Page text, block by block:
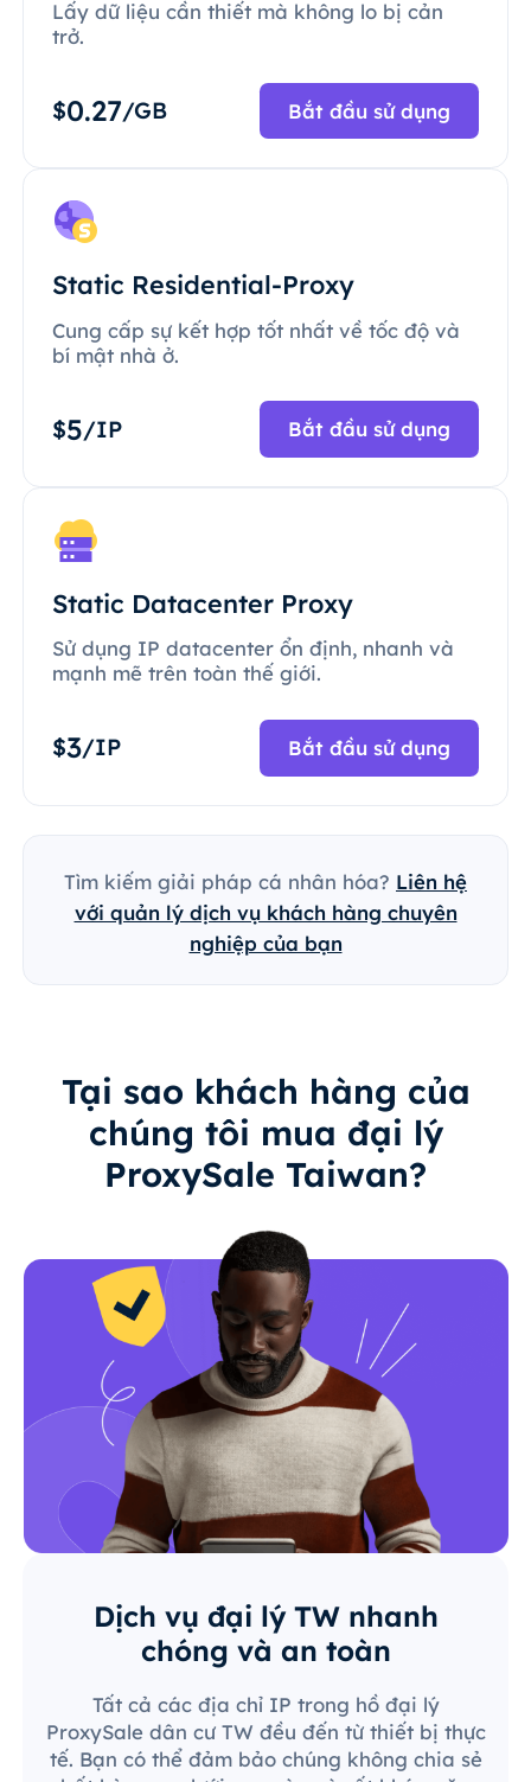
Lấy dữ liệu cần thiết mà không lo bị cản
trở.
$0.27/GB Bắt đầu sử dụng
Static Residential-Proxy
Cung cấp sự kết hợp tốt nhất về tốc độ và
bí mật nhà ở.
$5/IP Bắt đầu sử dụng
Static Datacenter Proxy
Sử dụng IP datacenter ổn định, nhanh và
mạnh mẽ trên toàn thế giới.
$3/IP Bắt đầu sử dụng
Tìm kiếm giải pháp cá nhân hóa? Liên hệ
với quản lý dịch vụ khách hàng chuyên
nghiệp của bạn
Tại sao khách hàng của
chúng tôi mua đại lý
ProxySale Taiwan?
Dịch vụ đại lý TW nhanh
chóng và an toàn
Tất cả các địa chỉ IP trong hồ đại lý
ProxySale dân cư TW đều đến từ thiết bị thực
tế. Bạn có thể đảm bảo chúng không chia sẻ